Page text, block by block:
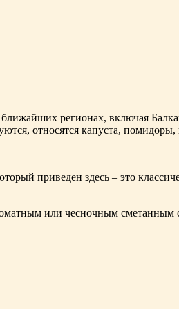
регионах, включая
относятся капуста, помидоры,
приведен здесь – это
или чесночным